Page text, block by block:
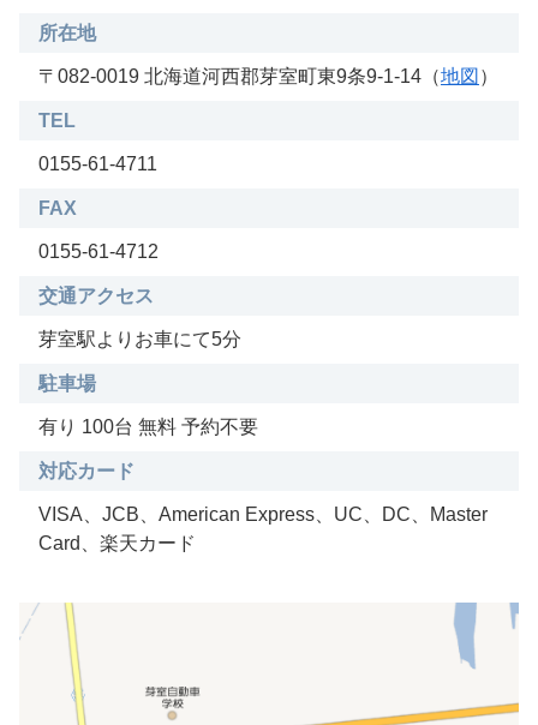
所在地
〒082-0019 北海道河西郡芽室町東9条9-1-14（地図 ）
TEL
0155-61-4711
FAX
0155-61-4712
交通アクセス
芽室駅よりお車にて5分
駐車場
有り 100台 無料 予約不要
対応カード
VISA、JCB、American Express、UC、DC、Master
Card、楽天カード